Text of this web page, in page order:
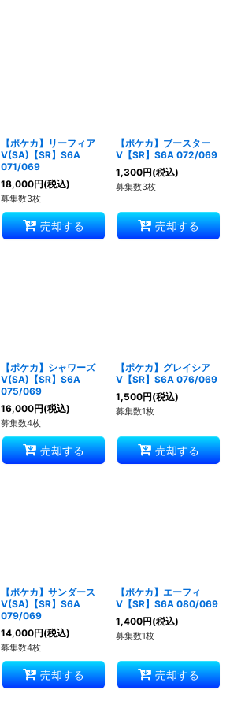
【ポケカ】リーフィア
V(SA)【SR】S6A
071/069
18,000円(税込)
募集数3枚
売却する
【ポケカ】ブースター
V【SR】S6A 072/069
1,300円(税込)
募集数3枚
売却する
【ポケカ】シャワーズ
V(SA)【SR】S6A
075/069
16,000円(税込)
募集数4枚
売却する
【ポケカ】グレイシア
V【SR】S6A 076/069
1,500円(税込)
募集数1枚
売却する
【ポケカ】サンダース
V(SA)【SR】S6A
079/069
14,000円(税込)
募集数4枚
売却する
【ポケカ】エーフィ
V【SR】S6A 080/069
1,400円(税込)
募集数1枚
売却する